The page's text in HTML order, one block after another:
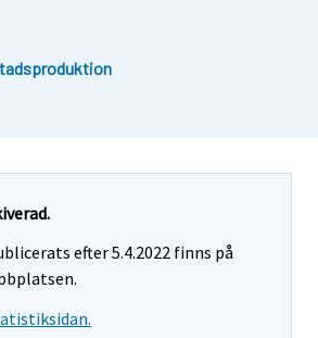
efter 5.4.2022 finns på